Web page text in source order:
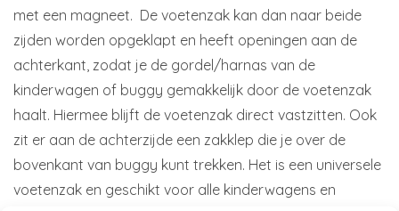
met een magneet. De voetenzak kan dan naar beide
zijden worden opgeklapt en heeft openingen aan de
achterkant, zodat je de gordel/harnas van de
kinderwagen of buggy gemakkelijk door de voetenzak
haalt. Hiermee blijft de voetenzak direct vastzitten. Ook
zit er aan de achterzijde een zakklep die je over de
bovenkant van buggy kunt trekken. Het is een universele
voetenzak en geschikt voor alle kinderwagens en